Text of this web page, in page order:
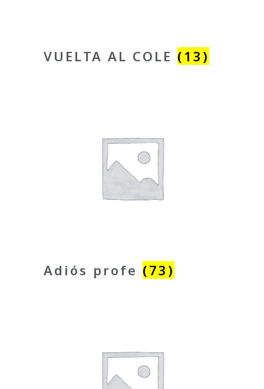
VUELTA AL COLE (13)
Adiós profe (73)